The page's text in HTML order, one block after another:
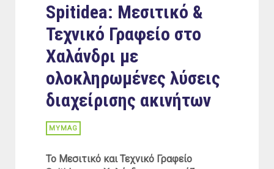
Spitidea: Μεσιτικό &
Τεχνικό Γραφείο στο
Χαλάνδρι με
ολοκληρωμένες λύσεις
διαχείρισης ακινήτων
MYMAG
To Μεσιτικό και Τεχνικό Γραφείο